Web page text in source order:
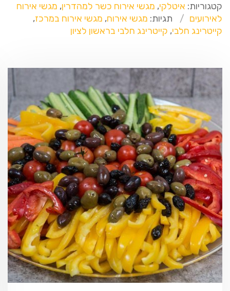
קטגוריות: איטלקי, מגשי אירוח כשר למהדרין, מגשי אירוח
לאירועים
תגיות: מגשי אירוח, מגשי אירוח במרכז,
קייטרינג חלבי, קייטרינג חלבי בראשון לציון